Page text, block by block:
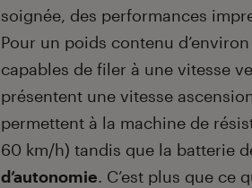
soignée, des performances
Pour un poids contenu d’environ
capables de filer à une vitesse
présentent une vitesse
permettent à la machine de
60 km/h) tandis que la batterie
d’autonomie. C’est plus que ce